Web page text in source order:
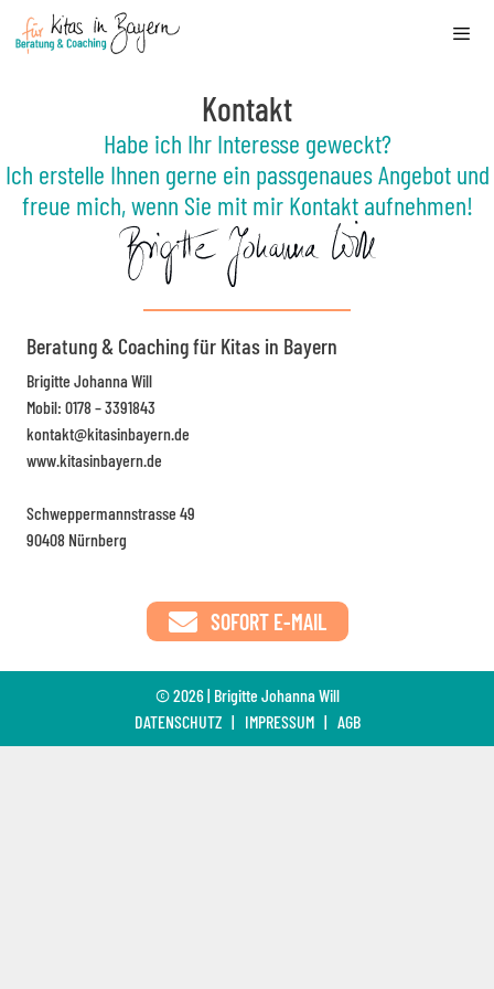
Inhalt
Kontakt
Habe ich Ihr Interesse geweckt?
Ich erstelle Ihnen gerne ein passgenaues Angebot und
freue mich, wenn Sie mit mir Kontakt aufnehmen!
Beratung & Coaching für Kitas in Bayern
Brigitte Johanna Will
Mobil: 0178 – 3391843
kontakt@kitasinbayern.de
www.kitasinbayern.de
Schweppermannstrasse 49
90408 Nürnberg
SOFORT E-MAIL
© 2026 | Brigitte Johanna Will
DATENSCHUTZ| IMPRESSUM| AGB